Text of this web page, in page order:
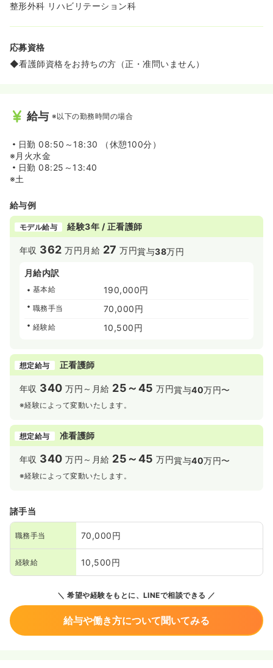
整形外科 リハビリテーション科
応募資格
◆看護師資格をお持ちの方（正・准問いません）
給与 ※以下の勤務時間の場合
日勤 08:50～18:30 （休憩100分）
※月火水金
日勤 08:25～13:40
※土
給与例
モデル給与 経験3年 / 正看護師
年収 362 万円 月給 27 万円賞与38万円
月給内訳
基本給 190,000円
職務手当 70,000円
経験給 10,500円
想定給与 正看護師
年収 340 万円～ 月給 25～45 万円賞与40万円〜
※経験によって変動いたします。
想定給与 准看護師
年収 340 万円～ 月給 25～45 万円賞与40万円〜
※経験によって変動いたします。
諸手当
職務手当 70,000円
経験給 10,500円
希望や経験をもとに、LINEで相談できる
給与や働き方について聞いてみる